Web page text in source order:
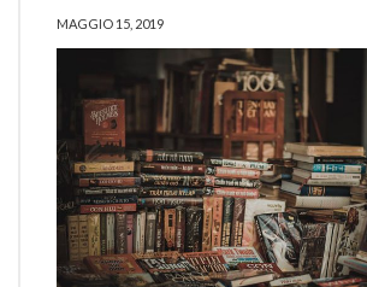
MAGGIO 15, 2019